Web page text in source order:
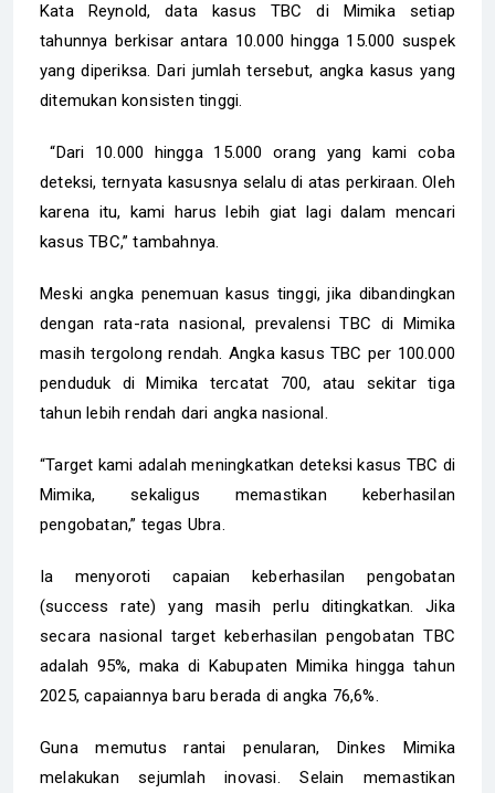
Kata Reynold, data kasus TBC di Mimika setiap
tahunnya berkisar antara 10.000 hingga 15.000 suspek
yang diperiksa. Dari jumlah tersebut, angka kasus yang
ditemukan konsisten tinggi.
“Dari 10.000 hingga 15.000 orang yang kami coba
deteksi, ternyata kasusnya selalu di atas perkiraan. Oleh
karena itu, kami harus lebih giat lagi dalam mencari
kasus TBC,” tambahnya.
Meski angka penemuan kasus tinggi, jika dibandingkan
dengan rata-rata nasional, prevalensi TBC di Mimika
masih tergolong rendah. Angka kasus TBC per 100.000
penduduk di Mimika tercatat 700, atau sekitar tiga
tahun lebih rendah dari angka nasional.
“Target kami adalah meningkatkan deteksi kasus TBC di
Mimika, sekaligus memastikan keberhasilan
pengobatan,” tegas Ubra.
Ia menyoroti capaian keberhasilan pengobatan
(success rate) yang masih perlu ditingkatkan. Jika
secara nasional target keberhasilan pengobatan TBC
adalah 95%, maka di Kabupaten Mimika hingga tahun
2025, capaiannya baru berada di angka 76,6%.
Guna memutus rantai penularan, Dinkes Mimika
melakukan sejumlah inovasi. Selain memastikan